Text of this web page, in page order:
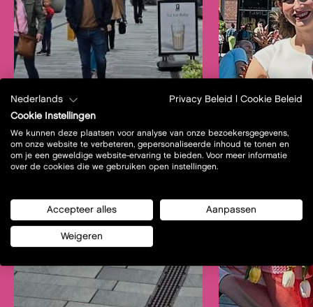
Nederlands Privacy Beleid
Cookie Beleid
Cookie Instellingen
We kunnen deze plaatsen voor analyse van onze bezoekersgegevens,
om onze website te verbeteren, gepersonaliseerde inhoud te tonen en
om je een geweldige website-ervaring te bieden. Voor meer informatie
over de cookies die we gebruiken open instellingen.
Accepteer alles Aanpassen
Weigeren